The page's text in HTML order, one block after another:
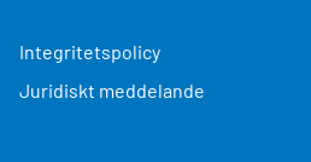
Integritetspolicy
Juridiskt meddelande